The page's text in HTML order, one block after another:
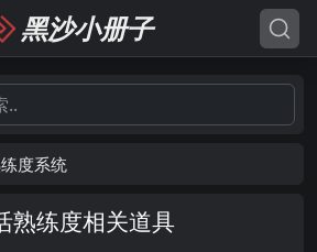
黑沙小册子
度系统
熟练度相关道具